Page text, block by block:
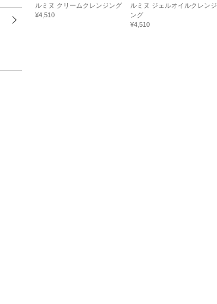
ルミヌ クリームクレンジング
¥4,510
ルミヌ ジェルオイルクレンジ
ング
¥4,510